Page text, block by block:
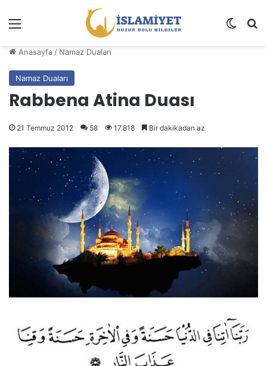
Dış
Anasayfa / Namaz Duaları
Namaz Duaları
Rabbena Atina Duası
21 Temmuz 2012 58 17.818 Bir dakikadan az